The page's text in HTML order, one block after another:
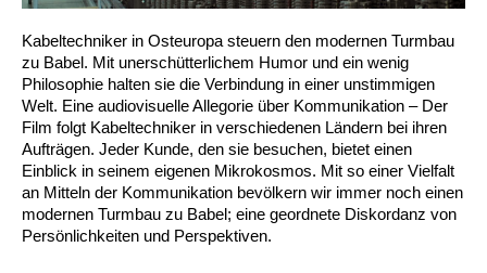
Kabeltechniker in Osteuropa steuern den modernen Turmbau
zu Babel. Mit unerschütterlichem Humor und ein wenig
Philosophie halten sie die Verbindung in einer unstimmigen
Welt. Eine audiovisuelle Allegorie über Kommunikation – Der
Film folgt Kabeltechniker in verschiedenen Ländern bei ihren
Aufträgen. Jeder Kunde, den sie besuchen, bietet einen
Einblick in seinem eigenen Mikrokosmos. Mit so einer Vielfalt
an Mitteln der Kommunikation bevölkern wir immer noch einen
modernen Turmbau zu Babel; eine geordnete Diskordanz von
Persönlichkeiten und Perspektiven.